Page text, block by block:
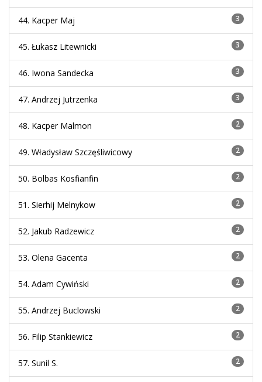
44. Kacper Maj 3
45. Łukasz Litewnicki 3
46. Iwona Sandecka 3
47. Andrzej Jutrzenka 3
48. Kacper Malmon 2
49. Władysław Szczęśliwicowy 2
50. Bolbas Kosfianfin 2
51. Sierhij Melnykow 2
52. Jakub Radzewicz 2
53. Olena Gacenta 2
54. Adam Cywiński 2
55. Andrzej Buclowski 2
56. Filip Stankiewicz 2
57. Sunil S. 2